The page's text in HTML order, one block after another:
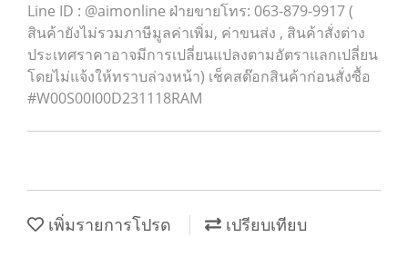
Line ID : @aimonline ฝ่ายขายโทร: 063-879-9917 (
สินค้ายังไม่รวมภาษีมูลค่าเพิ่ม, ค่าขนส่ง , สินค้าสั่งต่าง
ประเทศราคาอาจมีการเปลี่ยนแปลงตามอัตราแลกเปลี่ยน
โดยไม่แจ้งให้ทราบล่วงหน้า) เช็คสต๊อกสินค้าก่อนสั่งซื้อ
#W00S00I00D231118RAM
เพิ่มรายการโปรด เปรียบเทียบ